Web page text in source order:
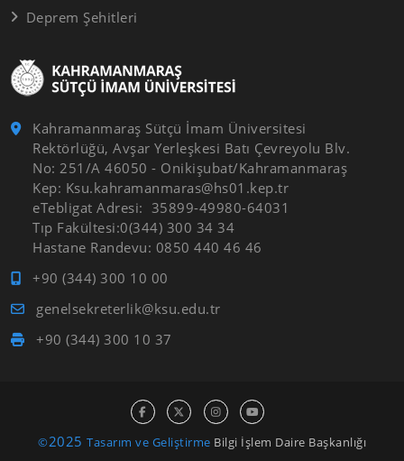
Kahramanmaraş Sütçü İmam Üniversitesi
Rektörlüğü, Avşar Yerleşkesi Batı Çevreyolu Blv.
No: 251/A 46050 - Onikişubat/Kahramanmaraş
Kep: Ksu.kahramanmaras@hs01.kep.tr
eTebligat Adresi: 35899-49980-64031
Tıp Fakültesi:0(344) 300 34 34
Hastane Randevu: 0850 440 46 46
+90 (344) 300 10 00
genelsekreterlik@ksu.edu.tr
+90 (344) 300 10 37
Deprem Şehitleri
©2025 Tasarım ve Geliştirme Bilgi İşlem Daire Başkanlığı